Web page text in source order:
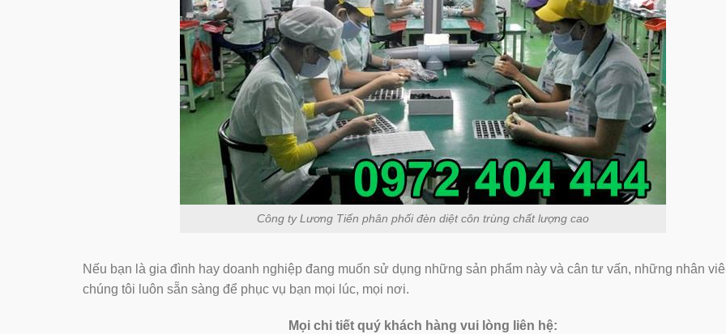
Công ty Lương Tiến phân phối đèn diệt côn trùng chất lượng cao
Nếu bạn là gia đình hay doanh nghiệp đang muốn sử dụng những sản phẩm này và cân tư vấn, những nhân
chúng tôi luôn sẵn sàng để phục vụ bạn mọi lúc, mọi nơi.
Mọi chi tiết quý khách hàng vui lòng liên hệ: